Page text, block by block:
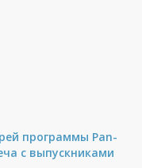
программы Pan-
с выпускниками